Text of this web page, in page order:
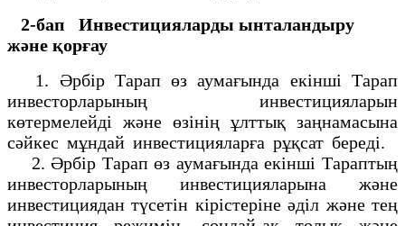
2-бап
Инвестицияларды ынталандыру
және қорғау
1. Әрбір Тарап өз аумағында екінші Тарап
инвесторларының инвестицияларын
көтермелейді және өзінің ұлттық заңнамасына
сәйкес мұндай инвестицияларға рұқсат береді.
2. Әрбір Тарап өз аумағында екінші Тараптың
инвесторларының инвестицияларына және
инвестициядан түсетін кірістеріне әділ және тең